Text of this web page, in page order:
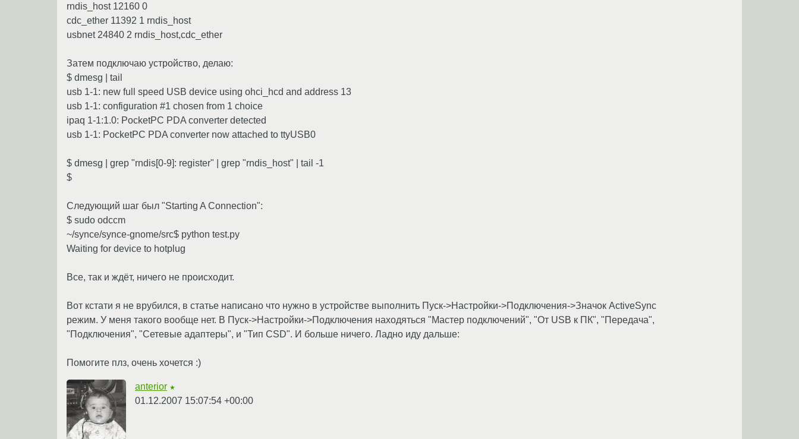
rndis_host 12160 0
cdc_ether 11392 1 rndis_host
usbnet 24840 2 rndis_host,cdc_ether
Затем подключаю устройство, делаю:
$ dmesg | tail
usb 1-1: new full speed USB device using ohci_hcd and address 13
usb 1-1: configuration #1 chosen from 1 choice
ipaq 1-1:1.0: PocketPC PDA converter detected
usb 1-1: PocketPC PDA converter now attached to ttyUSB0
$ dmesg | grep "rndis[0-9]: register" | grep "rndis_host" | tail -1
$
Следующий шаг был "Starting A Connection":
$ sudo odccm
~/synce/synce-gnome/src$ python test.py
Waiting for device to hotplug
Все, так и ждёт, ничего не происходит.
Вот кстати я не врубился, в статье написано что нужно в устройстве выполнить Пуск->Настройки->Подключения->Значок ActiveSync
режим. У меня такого вообще нет. В Пуск->Настройки->Подключения находяться "Мастер подключений", "От USB к ПК", "Передача",
"Подключения", "Сетевые адаптеры", и "Тип CSD". И больше ничего. Ладно иду дальше:
Помогите плз, очень хочется :)
anterior ★
01.12.2007 15:07:54 +00:00